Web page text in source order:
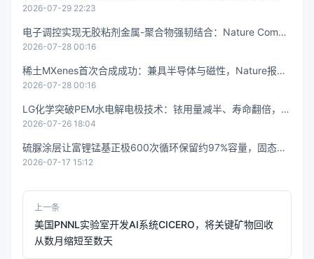
2026-07-29 22:23
电子调控实现无胶粘剂金属-聚合物强韧结合：Nature Comm
unications报道界面化学键合新机制
2026-07-28 00:16
稀土MXenes首次合成成功：兼具半导体与磁性，Nature报道
全新二维材料
2026-07-28 00:16
LG化学突破PEM水电解电极技术：铱用量减半、寿命翻倍，绿
氢降本关键一步
2026-07-26 18:04
硫脲涂层让富锂锰基正极600次循环保留约97%容量，固态电
池正极材料研究取得进展
2026-07-17 15:12
上一条
美国PNNL实验室开发AI系统CICERO，将关键矿物回收
从数月缩短至数天